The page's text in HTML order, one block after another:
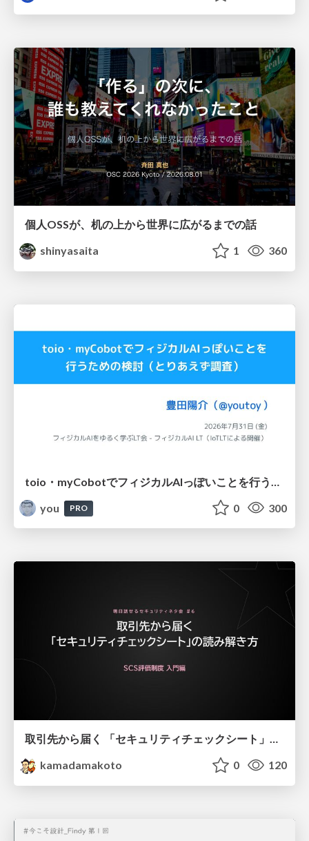
個人OSSが、机の上から世界に広がるまでの話
shinyasaita
1 360
you
PRO 0 300
取引先から届く 「セキュリティチェックシート」の読み解き方
kamadamakoto
0 120